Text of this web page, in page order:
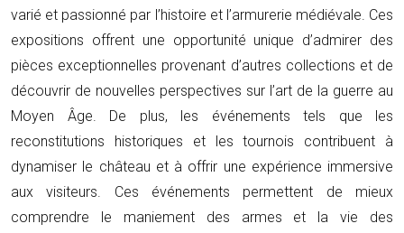
varié et passionné par l’histoire et l’armurerie médiévale. Ces
expositions offrent une opportunité unique d’admirer des
pièces exceptionnelles provenant d’autres collections et de
découvrir de nouvelles perspectives sur l’art de la guerre au
Moyen Âge. De plus, les événements tels que les
reconstitutions historiques et les tournois contribuent à
dynamiser le château et à offrir une expérience immersive
aux visiteurs. Ces événements permettent de mieux
comprendre le maniement des armes et la vie des